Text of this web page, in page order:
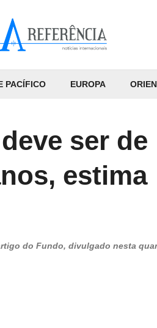
PACÍFICO EUROPA
ser de
estima
do Fundo, divulgado nesta